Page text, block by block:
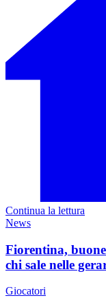
Continua la lettura
News
Fiorentina,
chi sale nelle
Giocatori